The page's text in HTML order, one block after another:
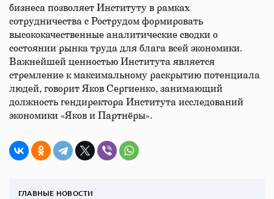
бизнеса позволяет Институту в рамках
сотрудничества с Рострудом формировать
высококачественные аналитические сводки о
состоянии рынка труда для блага всей экономики.
Важнейшей ценностью Института является
стремление к максимальному раскрытию потенциала
людей, говорит Яков Сергиенко, занимающий
должность гендиректора Института исследований
экономики «Яков и Партнёры».
ГЛАВНЫЕ НОВОСТИ